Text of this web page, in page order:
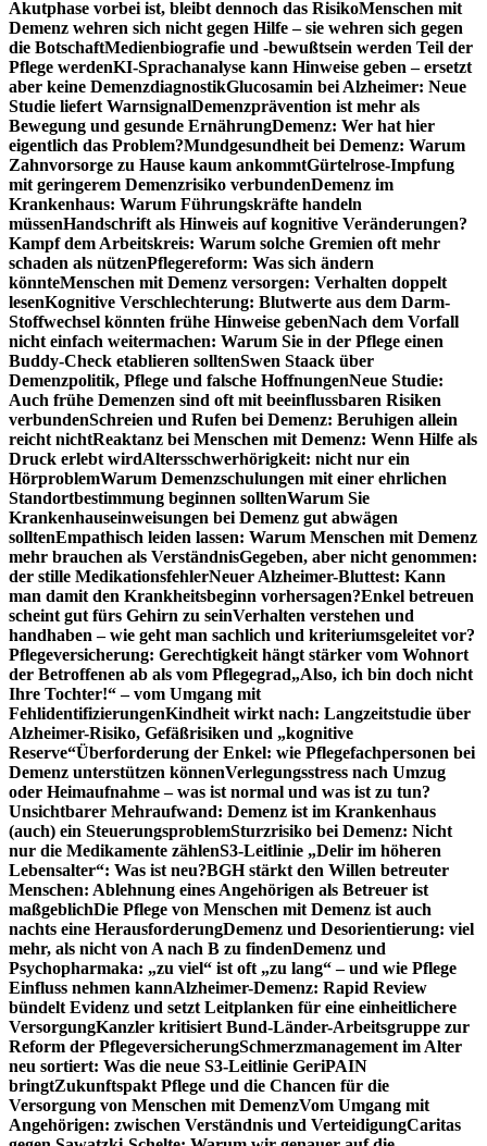
Akutphase vorbei ist, bleibt dennoch das RisikoMenschen mit
Demenz wehren sich nicht gegen Hilfe – sie wehren sich gegen
die BotschaftMedienbiografie und -bewußtsein werden Teil der
Pflege werdenKI-Sprachanalyse kann Hinweise geben – ersetzt
aber keine DemenzdiagnostikGlucosamin bei Alzheimer: Neue
Studie liefert WarnsignalDemenzprävention ist mehr als
Bewegung und gesunde ErnährungDemenz: Wer hat hier
eigentlich das Problem?Mundgesundheit bei Demenz: Warum
Zahnvorsorge zu Hause kaum ankommtGürtelrose-Impfung
mit geringerem Demenzrisiko verbundenDemenz im
Krankenhaus: Warum Führungskräfte handeln
müssenHandschrift als Hinweis auf kognitive Veränderungen?
Kampf dem Arbeitskreis: Warum solche Gremien oft mehr
schaden als nützenPflegereform: Was sich ändern
könnteMenschen mit Demenz versorgen: Verhalten doppelt
lesenKognitive Verschlechterung: Blutwerte aus dem Darm-
Stoffwechsel könnten frühe Hinweise gebenNach dem Vorfall
nicht einfach weitermachen: Warum Sie in der Pflege einen
Buddy-Check etablieren solltenSwen Staack über
Demenzpolitik, Pflege und falsche HoffnungenNeue Studie:
Auch frühe Demenzen sind oft mit beeinflussbaren Risiken
verbundenSchreien und Rufen bei Demenz: Beruhigen allein
reicht nichtReaktanz bei Menschen mit Demenz: Wenn Hilfe als
Druck erlebt wirdAltersschwerhörigkeit: nicht nur ein
HörproblemWarum Demenzschulungen mit einer ehrlichen
Standortbestimmung beginnen solltenWarum Sie
Krankenhauseinweisungen bei Demenz gut abwägen
solltenEmpathisch leiden lassen: Warum Menschen mit Demenz
mehr brauchen als VerständnisGegeben, aber nicht genommen:
der stille MedikationsfehlerNeuer Alzheimer-Bluttest: Kann
man damit den Krankheitsbeginn vorhersagen?Enkel betreuen
scheint gut fürs Gehirn zu seinVerhalten verstehen und
handhaben – wie geht man sachlich und kriteriumsgeleitet vor?
Pflegeversicherung: Gerechtigkeit hängt stärker vom Wohnort
der Betroffenen ab als vom Pflegegrad„Also, ich bin doch nicht
Ihre Tochter!“ – vom Umgang mit
FehlidentifizierungenKindheit wirkt nach: Langzeitstudie über
Alzheimer-Risiko, Gefäßrisiken und „kognitive
Reserve“Überforderung der Enkel: wie Pflegefachpersonen bei
Demenz unterstützen könnenVerlegungsstress nach Umzug
oder Heimaufnahme – was ist normal und was ist zu tun?
Unsichtbarer Mehraufwand: Demenz ist im Krankenhaus
(auch) ein SteuerungsproblemSturzrisiko bei Demenz: Nicht
nur die Medikamente zählenS3-Leitlinie „Delir im höheren
Lebensalter“: Was ist neu?BGH stärkt den Willen betreuter
Menschen: Ablehnung eines Angehörigen als Betreuer ist
maßgeblichDie Pflege von Menschen mit Demenz ist auch
nachts eine HerausforderungDemenz und Desorientierung: viel
mehr, als nicht von A nach B zu findenDemenz und
Psychopharmaka: „zu viel“ ist oft „zu lang“ – und wie Pflege
Einfluss nehmen kannAlzheimer-Demenz: Rapid Review
bündelt Evidenz und setzt Leitplanken für eine einheitlichere
VersorgungKanzler kritisiert Bund-Länder-Arbeitsgruppe zur
Reform der PflegeversicherungSchmerzmanagement im Alter
neu sortiert: Was die neue S3-Leitlinie GeriPAIN
bringtZukunftspakt Pflege und die Chancen für die
Versorgung von Menschen mit DemenzVom Umgang mit
Angehörigen: zwischen Verständnis und VerteidigungCaritas